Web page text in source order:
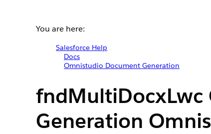
You are here:
Salesforce Help
Docs
Omnistudio Document Generation
Generation